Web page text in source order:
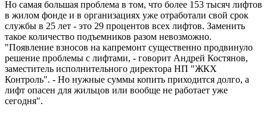
Но самая большая проблема в том, что более 153 тысяч лифтов
в жилом фонде и в организациях уже отработали свой срок
службы в 25 лет - это 29 процентов всех лифтов. Заменить
такое количество подъемников разом невозможно.
"Появление взносов на капремонт существенно продвинуло
решение проблемы с лифтами, - говорит Андрей Костянов,
заместитель исполнительного директора НП "ЖКХ
Контроль". - Но нужные суммы копить приходится долго, а
лифт опасен для жильцов или вообще не работает уже
сегодня".